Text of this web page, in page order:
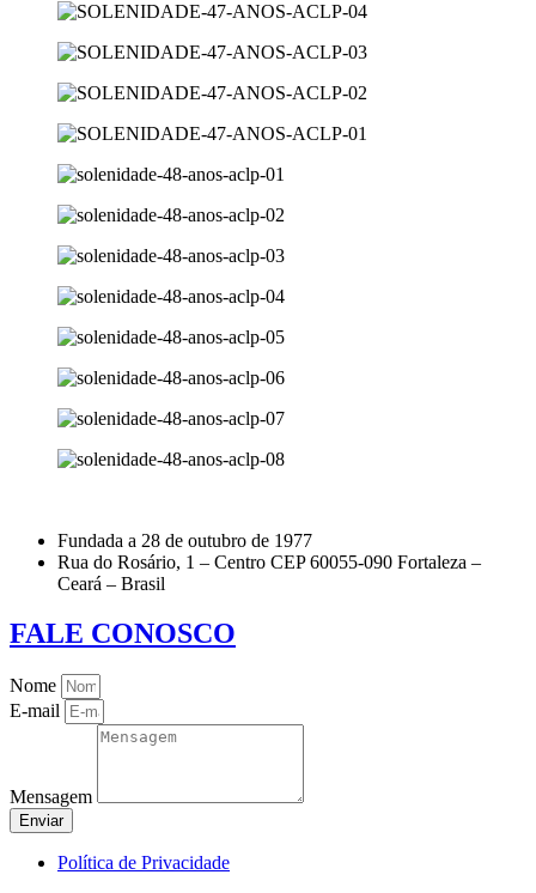
Fundada a 28 de outubro de 1977
Rua do Rosário, 1 – Centro CEP 60055-090 Fortaleza –
Ceará – Brasil
FALE CONOSCO
Nome
E-mail
Mensagem
Enviar
Política de Privacidade